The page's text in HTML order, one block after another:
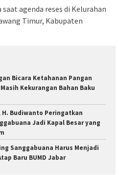
agenda reses di Kelurahan
Timur, Kabupaten
Bicara Ketahanan Pangan
Kekurangan Bahan Baku
Budiwanto Peringatkan
Jadi Kapal Besar yang
Sanggabuana Harus Menjadi
Baru BUMD Jabar